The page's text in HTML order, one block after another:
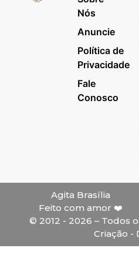
Nós
Anuncie
Política de
Privacidade
Fale
Conosco
Agita Brasília
Feito com amor ❤️
© 2012 - 2026 – Todos
Criação -